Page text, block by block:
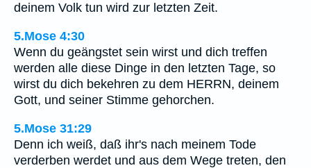
deinem Volk tun wird zur letzten Zeit.
5.Mose 4:30
Wenn du geängstet sein wirst und dich treffen
werden alle diese Dinge in den letzten Tage, so
wirst du dich bekehren zu dem HERRN, deinem
Gott, und seiner Stimme gehorchen.
5.Mose 31:29
Denn ich weiß, daß ihr's nach meinem Tode
verderben werdet und aus dem Wege treten, den